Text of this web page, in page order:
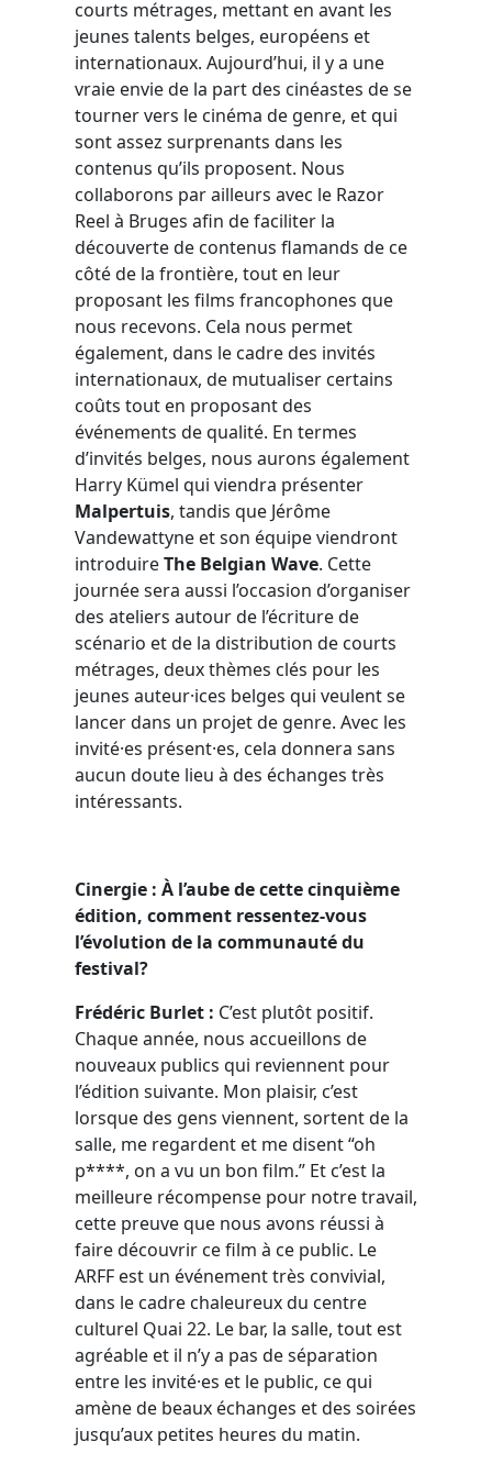
courts métrages, mettant en avant les
jeunes talents belges, européens et
internationaux. Aujourd’hui, il y a une
vraie envie de la part des cinéastes de se
tourner vers le cinéma de genre, et qui
sont assez surprenants dans les
contenus qu’ils proposent. Nous
collaborons par ailleurs avec le Razor
Reel à Bruges afin de faciliter la
découverte de contenus flamands de ce
côté de la frontière, tout en leur
proposant les films francophones que
nous recevons. Cela nous permet
également, dans le cadre des invités
internationaux, de mutualiser certains
coûts tout en proposant des
événements de qualité. En termes
d’invités belges, nous aurons également
Harry Kümel qui viendra présenter
Malpertuis, tandis que Jérôme
Vandewattyne et son équipe viendront
introduireThe Belgian Wave. Cette
journée sera aussi l’occasion d’organiser
des ateliers autour de l’écriture de
scénario et de la distribution de courts
métrages, deux thèmes clés pour les
jeunes auteur·ices belges qui veulent se
lancer dans un projet de genre. Avec les
invité·es présent·es, cela donnera sans
aucun doute lieu à des échanges très
intéressants.
Cinergie : À l’aube de cette cinquième
édition, comment ressentez-vous
l’évolution de la communauté du
festival?
Frédéric Burlet : C’est plutôt positif.
Chaque année, nous accueillons de
nouveaux publics qui reviennent pour
l’édition suivante. Mon plaisir, c’est
lorsque des gens viennent, sortent de la
salle, me regardent et me disent “oh
p****, on a vu un bon film.” Et c’est la
meilleure récompense pour notre travail,
cette preuve que nous avons réussi à
faire découvrir ce film à ce public. Le
ARFF est un événement très convivial,
dans le cadre chaleureux du centre
culturel Quai 22. Le bar, la salle, tout est
agréable et il n’y a pas de séparation
entre les invité·es et le public, ce qui
amène de beaux échanges et des soirées
jusqu’aux petites heures du matin.